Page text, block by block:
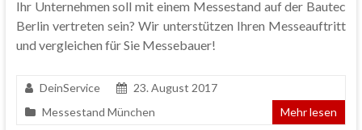
Ihr Unternehmen soll mit einem Messestand auf der Bautec
Berlin vertreten sein? Wir unterstützen Ihren Messeauftritt
und vergleichen für Sie Messebauer!
DeinService
23. August 2017
Messestand München
Mehr lesen